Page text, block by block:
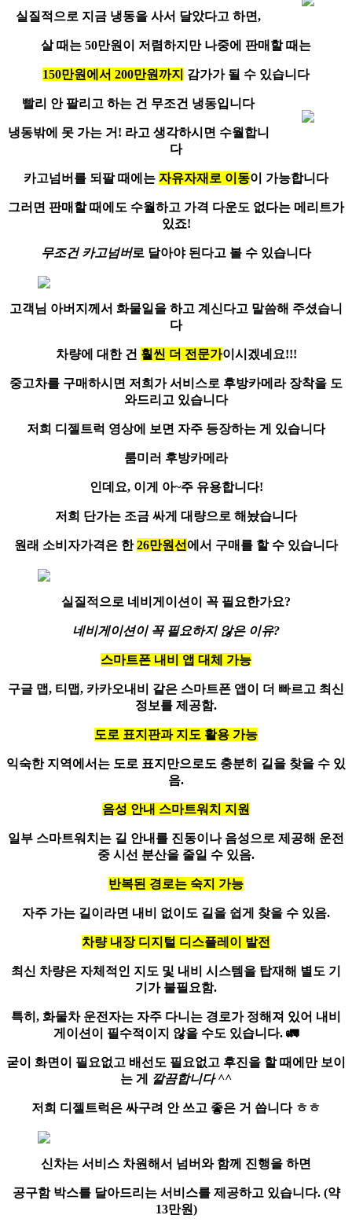
실질적으로 지금 냉동을 사서 달았다고 하면,
살 때는 50만원이 저렴하지만 나중에 판매할 때는
150만원에서 200만원까지 감가가 될 수 있습니다
빨리 안 팔리고 하는 건 무조건 냉동입니다
냉동밖에 못 가는 거! 라고 생각하시면 수월합니
다
카고넘버를 되팔 때에는 자유자재로 이동이 가능합니다
그러면 판매할 때에도 수월하고 가격 다운도 없다는 메리트가
있죠!
무조건 카고넘버로 달아야 된다고 볼 수 있습니다
고객님 아버지께서 화물일 을 하고 계신다고 말씀해 주셨습니
다
차량에 대한 건 훨씬 더 전문가이시겠네요!!!
중고차를 구매하시면 저희가 서비스로 후방카메라 장착을 도
와드리고 있습니다
저희 디젤트럭 영상에 보면 자주 등장하는 게 있습니다
룸미러 후방카메라
인데요, 이게 아~주 유용합니다!
저희 단가는 조금 싸게 대량으로 해놨습니다
원래 소비자가격은 한26만원선 에서 구매를 할 수 있습니다
실질적으로 네비게이션이 꼭 필요한가요?
네비게이션이 꼭 필요하지 않은 이유?
스마트폰 내비 앱 대체 가능
구글 맵, 티맵, 카카오내비 같은 스마트폰 앱이 더 빠르고 최신
정보를 제공함.
도로 표지판과 지도 활용 가능
익숙한 지역에서는 도로 표지만으로도 충분히 길을 찾을 수 있
음.
음성 안내 스마트워치 지원
일부 스마트워치는 길 안내를 진동이나 음성으로 제공해 운전
중 시선 분산을 줄일 수 있음.
반복된 경로는 숙지 가능
자주 가는 길이라면 내비 없이도 길을 쉽게 찾을 수 있음.
차량 내장 디지털 디스플레이 발전
최신 차량은 자체적인 지도 및 내비 시스템을 탑재해 별도 기
기가 불필요함.
특히, 화물차 운전자는 자주 다니는 경로가 정해져 있어 내비
게이션이 필수적이지 않을 수도 있습니다. 🚛
굳이 화면이 필요없고 배선도 필요없고 후진을 할 때에만 보이
는 게
깔끔합니다 ^^
저희 디젤트럭은 싸구려 안 쓰고 좋은 거 씁니다 ㅎㅎ
신차는 서비스 차원해서 넘버와 함께 진행을 하면
공구함 박스를 달아드리는 서비스를 제공하고 있습니다. (약
13만원)